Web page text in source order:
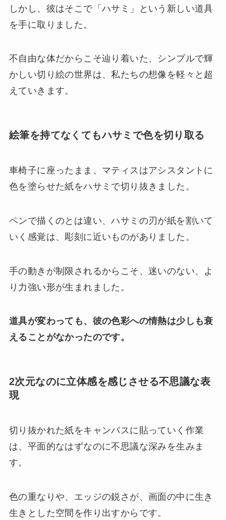
しかし、彼はそこで「ハサミ」という新しい道具
を手に取りました。
不自由な体だからこそ辿り着いた、シンプルで輝
かしい切り絵の世界は、私たちの想像を軽々と超
えていきます。
絵筆を持てなくてもハサミで色を切り取る
車椅子に座ったまま、マティスはアシスタントに
色を塗らせた紙をハサミで切り抜きました。
ペンで描くのとは違い、ハサミの刃が紙を割いて
いく感覚は、彫刻に近いものがありました。
手の動きが制限されるからこそ、迷いのない、よ
り力強い形が生まれました。
道具が変わっても、彼の色彩への情熱は少しも衰
えることがなかったのです。
2次元なのに立体感を感じさせる不思議な表
現
切り抜かれた紙をキャンバスに貼っていく作業
は、平面的なはずなのに不思議な深みを生みま
す。
色の重なりや、エッジの鋭さが、画面の中に生き
生きとした空間を作り出すからです。